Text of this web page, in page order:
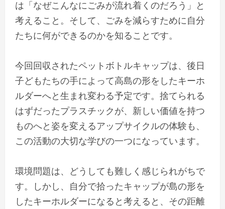
は「なぜこんなにごみが流れ着くのだろう」と
考えること。そして、ごみを減らすために自分
たちに何ができるのかを知ることです。
今回回収されたペットボトルキャップは、後日
子どもたちの手によって高島の形をしたキーホ
ルダーへと生まれ変わる予定です。捨てられる
はずだったプラスチックが、新しい価値を持つ
ものへと姿を変えるアップサイクルの体験も、
この活動の大切な学びの一つになっています。
環境問題は、どうしても難しく感じられがちで
す。しかし、自分で拾ったキャップが島の形を
したキーホルダーになると考えると、その距離